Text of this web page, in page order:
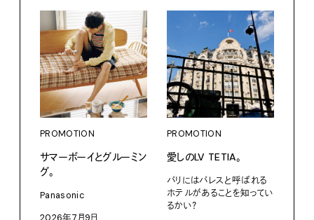
PROMOTION
サマーボーイとグルーミン
グ。
Panasonic
PROMOTION
愛しのLV TETIA。
パリにはパレスと呼ばれる
ホテルがあることを知ってい
るかい？